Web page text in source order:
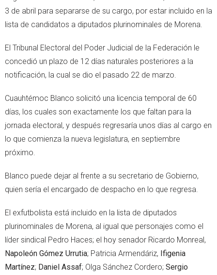
3 de abril para separarse de su cargo, por estar incluido en la
lista de candidatos a diputados plurinominales de Morena.
El Tribunal Electoral del Poder Judicial de la Federación le
concedió un plazo de 12 días naturales posteriores a la
notificación, la cual se dio el pasado 22 de marzo.
Cuauhtémoc Blanco solicitó una licencia temporal de 60
días, los cuales son exactamente los que faltan para la
jornada electoral, y después regresaría unos días al cargo en
lo que comienza la nueva legislatura, en septiembre
próximo.
Blanco puede dejar al frente a su secretario de Gobierno,
quien sería el encargado de despacho en lo que regresa.
El exfutbolista está incluido en la lista de diputados
plurinominales de Morena, al igual que personajes como el
líder sindical Pedro Haces; el hoy senador Ricardo Monreal,
Napoleón Gómez Urrutia; Patricia Armendáriz, Ifigenia
Martínez; Daniel Assaf; Olga Sánchez Cordero; Sergio